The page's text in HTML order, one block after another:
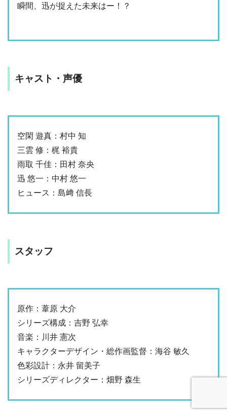
瞬間、迅が捉えた未来はー！？
キャスト・声優
空閑 遊真：村中 知
三雲 修：梶 裕貴
雨取 千佳：田村 奈央
迅 悠一：中村 悠一
ヒュース：島﨑 信長
スタッフ
原作：葦原 大介
シリーズ構成：吉野 弘幸
音楽：川井 憲次
キャラクターデザイン・総作画監督：海谷 敏久
色彩設計：永井 留美子
シリーズディレクター：畑野 森生